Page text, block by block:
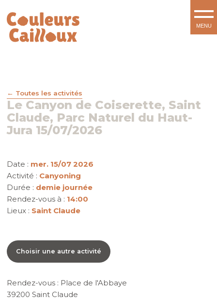
Toutes les activités
Le Canyon de Coiserette, Saint
Claude, Parc Naturel du Haut-
Jura 15/07/2026
Date : mer. 15/07 2026
Activité : Canyoning
Durée : demie journée
Rendez-vous à : 14:00
Lieux : Saint Claude
Choisir une autre activité
Rendez-vous : Place de l'Abbaye
39200 Saint Claude